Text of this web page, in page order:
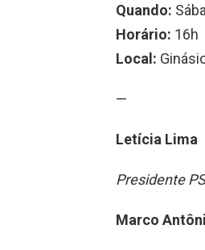
Quando:
Horário: 16h
Local:
—
Letícia Lima
Presidente
Marco